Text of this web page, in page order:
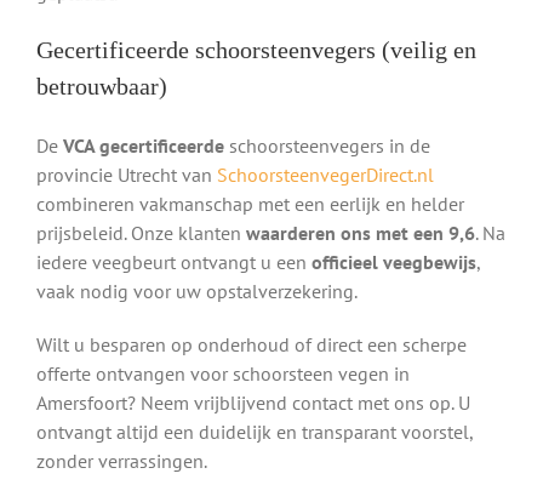
Gecertificeerde schoorsteenvegers (veilig en
betrouwbaar)
De VCA gecertificeerdeschoorsteenvegers in de
provincie Utrecht van SchoorsteenvegerDirect.nl
combineren vakmanschap met een eerlijk en helder
prijsbeleid. Onze klanten waarderen ons met een 9,6. Na
iedere veegbeurt ontvangt u een officieel veegbewijs,
vaak nodig voor uw opstalverzekering.
Wilt u besparen op onderhoud of direct een scherpe
offerte ontvangen voor schoorsteen vegen in
Amersfoort? Neem vrijblijvend contact met ons op. U
ontvangt altijd een duidelijk en transparant voorstel,
zonder verrassingen.